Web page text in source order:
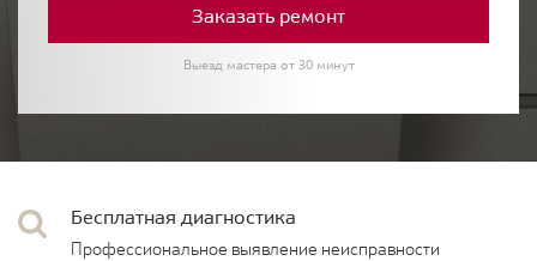
Заказать ремонт
Выезд мастера от 30 минут
Бесплатная диагностика
Профессиональное выявление неисправности